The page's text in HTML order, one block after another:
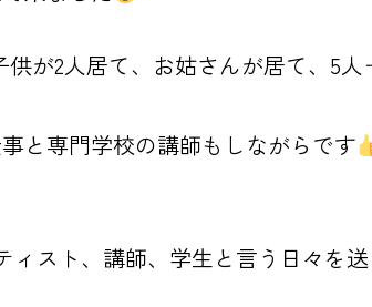
供が2人居て、お姑さんが居て、5人
と専門学校の講師もしながらです
スト、講師、学生と言う日々を